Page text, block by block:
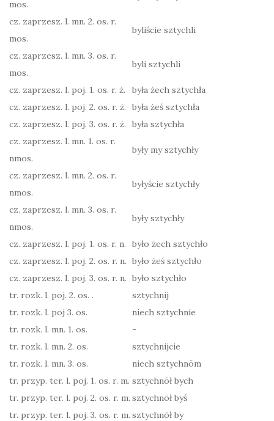
mos.
cz. zaprzesz. l. mn. 2. os. r.
mos.
byliście sztychli
cz. zaprzesz. l. mn. 3. os. r.
mos.
byli sztychli
cz. zaprzesz. l. poj. 1. os. r. ż.
była żech sztychła
cz. zaprzesz. l. poj. 2. os. r. ż.
była żeś sztychła
cz. zaprzesz. l. poj. 3. os. r. ż.
była sztychła
cz. zaprzesz. l. mn. 1. os. r.
nmos.
były my sztychły
cz. zaprzesz. l. mn. 2. os. r.
nmos.
byłyście sztychły
cz. zaprzesz. l. mn. 3. os. r.
nmos.
były sztychły
cz. zaprzesz. l. poj. 1. os. r. n.
było żech sztychło
cz. zaprzesz. l. poj. 2. os. r. n. było żeś sztychło
cz. zaprzesz. l. poj. 3. os. r. n. było sztychło
tr. rozk. l. poj. 2. os. .
sztychnij
tr. rozk. l. poj 3. os.
niech sztychnie
tr. rozk. l. mn. 1. os.
-
tr. rozk. l. mn. 2. os.
sztychnijcie
tr. rozk. l. mn. 3. os.
niech sztychnōm
tr. przyp. ter. l. poj. 1. os. r. m. sztychnōł bych
tr. przyp. ter. l. poj. 2. os. r. m. sztychnōł byś
tr. przyp. ter. l. poj. 3. os. r. m. sztychnōł by